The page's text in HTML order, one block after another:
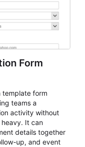
Form
template form
teams a
activity without
It can
details together
up, and event